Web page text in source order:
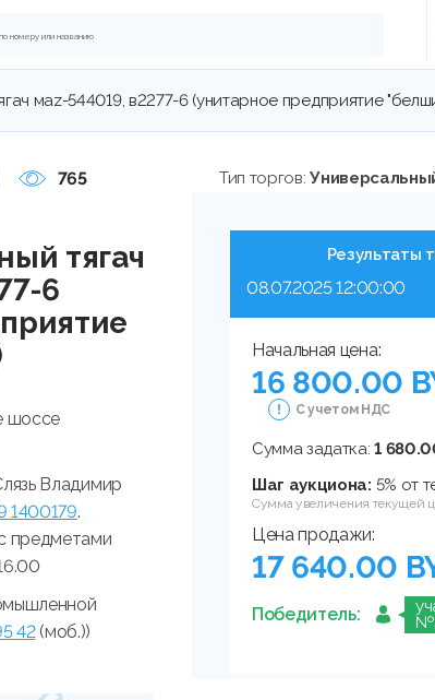
маz-544019, в2277-6 (унитарное предприятие
765
тягач
6
шоссе
Владимир
1400179.
предметами
42(моб.))
Тип торгов:
Результаты
08.07.2025 12:00:00
Начальная цена:
16 800.00
С учетом НДС
Сумма задатка:1
Шаг аукциона: 5% от
Сумма увеличения текущей
Цена продажи:
17 640.00
Победитель: